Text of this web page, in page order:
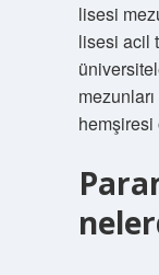
lisesi
lisesi acil
hemşiresi